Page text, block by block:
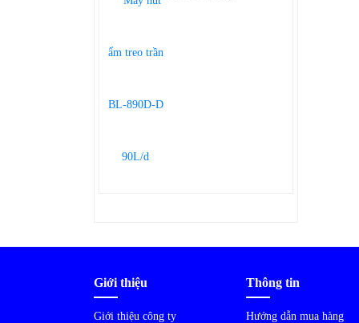
Giới thiệu
Giới thiệu công ty
Thông tin
Hướng dẫn mua hàng